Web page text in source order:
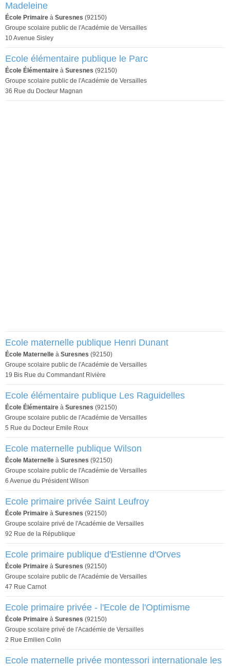
Madeleine
École Primaire à Suresnes (92150)
Groupe scolaire public de l'Académie de Versailles
10 Avenue Sisley
Ecole élémentaire publique le Parc
École Élémentaire à Suresnes (92150)
Groupe scolaire public de l'Académie de Versailles
36 Rue du Docteur Magnan
Ecole maternelle publique Henri Dunant
École Maternelle à Suresnes (92150)
Groupe scolaire public de l'Académie de Versailles
19 Bis Rue du Commandant Rivière
Ecole élémentaire publique Les Raguidelles
École Élémentaire à Suresnes (92150)
Groupe scolaire public de l'Académie de Versailles
5 Rue du Docteur Emile Roux
Ecole maternelle publique Wilson
École Maternelle à Suresnes (92150)
Groupe scolaire public de l'Académie de Versailles
6 Avenue du Président Wilson
Ecole primaire privée Saint Leufroy
École Primaire à Suresnes (92150)
Groupe scolaire privé de l'Académie de Versailles
92 Rue de la République
Ecole primaire publique d'Estienne d'Orves
École Primaire à Suresnes (92150)
Groupe scolaire public de l'Académie de Versailles
47 Rue Carnot
Ecole primaire privée - l'Ecole de l'Optimisme
École Primaire à Suresnes (92150)
Groupe scolaire privé de l'Académie de Versailles
2 Rue Emilien Colin
Ecole maternelle privée montessori internationale les